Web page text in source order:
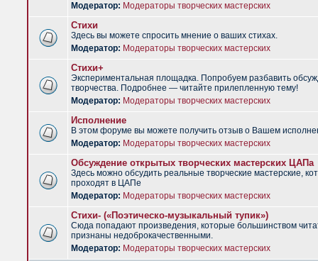
Модератор: Модераторы творческих мастерских
Стихи
Здесь вы можете спросить мнение о ваших стихах.
Модератор: Модераторы творческих мастерских
Стихи+
Экспериментальная площадка. Попробуем разбавить
творчества. Подробнее — читайте прилепленную тему!
Модератор: Модераторы творческих мастерских
Исполнение
В этом форуме вы можете получить отзыв о Вашем
Модератор: Модераторы творческих мастерских
Обсуждение открытых творческих мастерских ЦАПа
Здесь можно обсудить реальные творческие мастерские,
проходят в ЦАПе
Модератор: Модераторы творческих мастерских
Стихи- («Поэтическо-музыкальный тупик»)
Сюда попадают произведения, которые большинством
признаны недоброкачественными.
Модератор: Модераторы творческих мастерских